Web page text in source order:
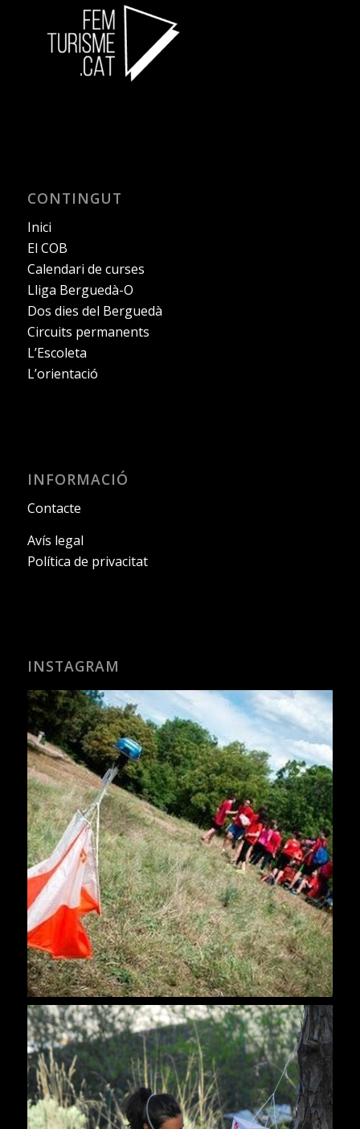
CONTINGUT
Inici
El COB
Calendari de curses
Lliga Berguedà-O
Dos dies del Berguedà
Circuits permanents
L’Escoleta
L’orientació
INFORMACIÓ
Contacte
Avís legal
Política de privacitat
INSTAGRAM